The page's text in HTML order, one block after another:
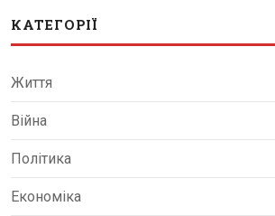
КАТЕГОРІЇ
Життя
Війна
Політика
Економіка